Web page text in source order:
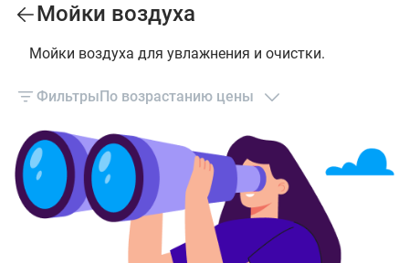
Мойки воздуха
Мойки воздуха для увлажнения и очистки.
ФильтрыПо возрастанию цены